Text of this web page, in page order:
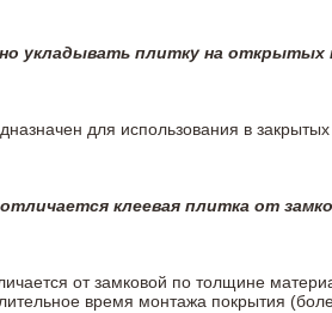
укладывать плитку на открытых
для использования в
клеевая плитка от
от замковой по толщине
время монтажа покрытия